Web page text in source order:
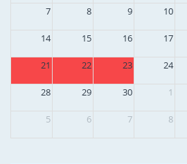
7 8 9 10
14 15 16 17
21 22 23 24
28 29 30 1
5 6 7 8